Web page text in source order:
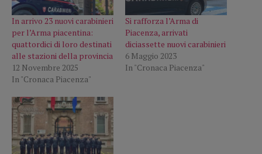
In arrivo 23 nuovi carabinieri
per l’Arma piacentina:
quattordici di loro destinati
alle stazioni della provincia
12 Novembre 2025
In "Cronaca Piacenza"
Si rafforza l’Arma di
Piacenza, arrivati
diciassette nuovi carabinieri
6 Maggio 2023
In "Cronaca Piacenza"